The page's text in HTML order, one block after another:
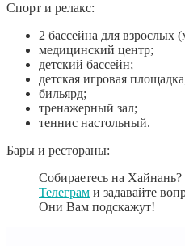
Спорт и релакс:
2 бассейна для взрослых
медицинский центр;
детский бассейн;
детская игровая
бильярд;
тренажерный зал;
теннис настольный.
Бары и рестораны:
Собираетесь на Хайнань?
Телеграм и задавайте
Они Вам подскажут!